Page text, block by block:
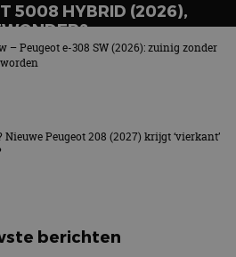
5008 HYBRID (2026),
– Peugeot e-308 SW (2026): zuinig zonder
Nieuwe Peugeot 208 (2027) krijgt ‘vierkant’
berichten